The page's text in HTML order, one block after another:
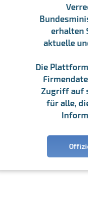
erhalten
aktuelle
Die
Zugriff auf
für alle,